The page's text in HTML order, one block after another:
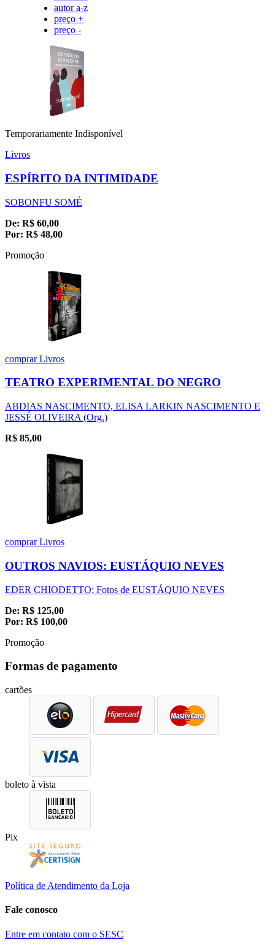
autor a-z
preço +
preço -
Temporariamente Indisponível
Livros
ESPÍRITO DA INTIMIDADE
SOBONFU SOMÉ
De: R$ 60,00
Por: R$ 48,00
Promoção
comprarLivros
TEATRO EXPERIMENTAL DO NEGRO
ABDIAS NASCIMENTO, ELISA LARKIN NASCIMENTO E
JESSÉ OLIVEIRA (Org.)
R$ 85,00
comprarLivros
OUTROS NAVIOS: EUSTÁQUIO NEVES
EDER CHIODETTO; Fotos de EUSTÁQUIO NEVES
De: R$ 125,00
Por: R$ 100,00
Promoção
Formas de pagamento
cartões
boleto à vista
Pix
Política de Atendimento da Loja
Fale conosco
Entre em contato com o SESC